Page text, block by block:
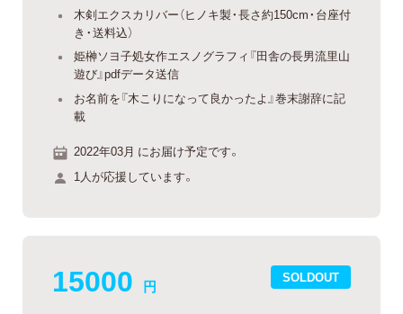
木剣エクスカリバー（ヒノキ製・長さ約150cm・台座付
き・送料込）
姫榊ソヨ子処女作エスノグラフィ『田舎の長男流里山
遊び』pdfデータ送信
お名前を『木こりになって良かったよ』巻末謝辞に記
載
2022年03月 にお届け予定です。
1人が応援しています。
SOLDOUT
15000 円